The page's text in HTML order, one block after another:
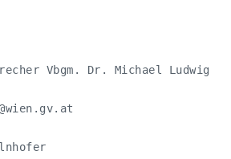
Vbgm. Dr. Michael Ludwig